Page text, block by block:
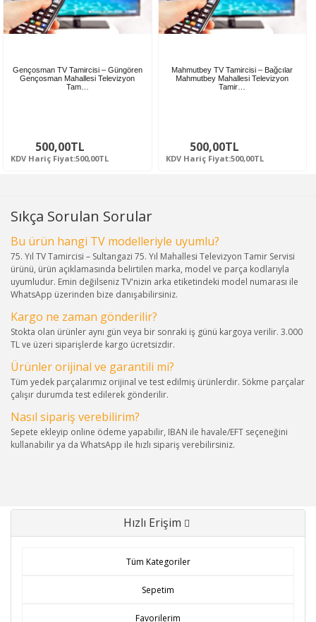
Gençosman TV Tamircisi – Güngören
Gençosman Mahallesi Televizyon
Tam…
500,00TL
KDV Hariç Fiyat:500,00TL
Mahmutbey TV Tamircisi – Bağcılar
Mahmutbey Mahallesi Televizyon
Tamir…
500,00TL
KDV Hariç Fiyat:500,00TL
Sıkça Sorulan Sorular
Bu ürün hangi TV modelleriyle uyumlu?
75. Yıl TV Tamircisi – Sultangazi 75. Yıl Mahallesi Televizyon Tamir Servisi
ürünü, ürün açıklamasında belirtilen marka, model ve parça kodlarıyla
uyumludur. Emin değilseniz TV'nizin arka etiketindeki model numarası ile
WhatsApp üzerinden bize danışabilirsiniz.
Kargo ne zaman gönderilir?
Stokta olan ürünler aynı gün veya bir sonraki iş günü kargoya verilir. 3.000
TL ve üzeri siparişlerde kargo ücretsizdir.
Ürünler orijinal ve garantili mi?
Tüm yedek parçalarımız orijinal ve test edilmiş ürünlerdir. Sökme parçalar
çalışır durumda test edilerek gönderilir.
Nasıl sipariş verebilirim?
Sepete ekleyip online ödeme yapabilir, IBAN ile havale/EFT seçeneğini
kullanabilir ya da WhatsApp ile hızlı sipariş verebilirsiniz.
Hızlı Erişim
Tüm Kategoriler
Sepetim
Favorilerim